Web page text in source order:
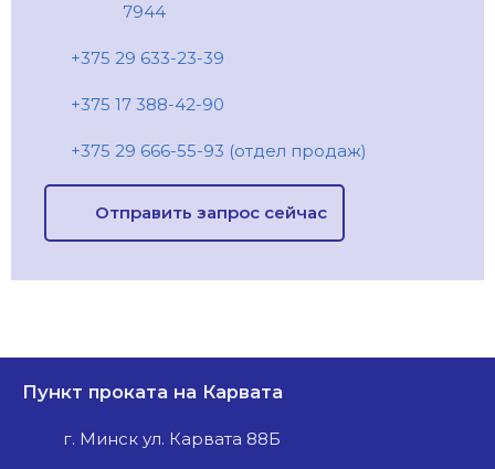
7944
+375 29 633-23-39
+375 17 388-42-90
+375 29 666-55-93 (отдел продаж)
Отправить запрос сейчас
Пункт проката на Карвата
г. Минск ул. Карвата 88Б